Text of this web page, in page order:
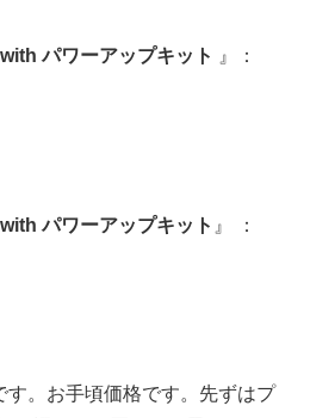
パワーアップキット
』：
パワーアップキット 』 ：
す。お手頃価格です。先ずはプ